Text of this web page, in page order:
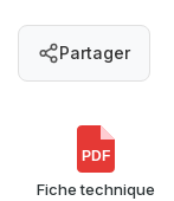
Partager
PDF
Fiche technique